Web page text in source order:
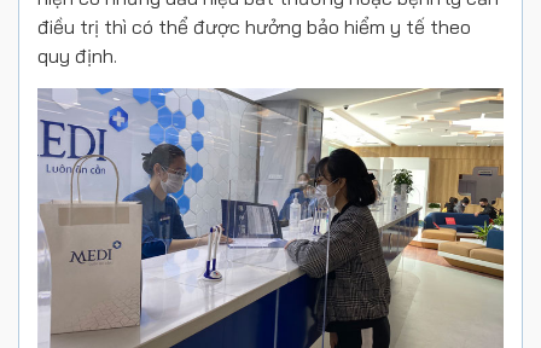
điều trị thì có thể được hưởng bảo hiểm y tế theo
quy định.